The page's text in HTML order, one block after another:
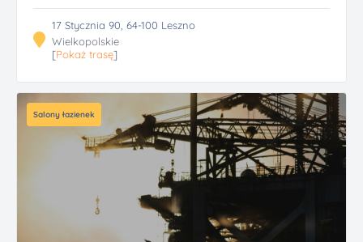
17 Stycznia 90, 64-100 Leszno
Wielkopolskie
[Pokaż trasę]
Salony łazienek